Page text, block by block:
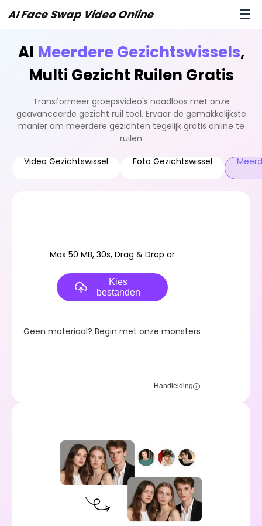
AI Face Swap Video Online
AI Meerdere Gezichtswissels,
Multi Gezicht Ruilen Gratis
Transformeer groepsvideo's naadloos met onze
geavanceerde gezicht ruil tool. Ervaar de gemakkelijkste
manier om meerdere gezichten tegelijk gratis online te
ruilen
Video Gezichtswissel
Foto Gezichtswissel
Max 50 MB, 30s, Drag & Drop or
Kies
bestanden
Geen materiaal? Begin met onze monsters
Handleiding